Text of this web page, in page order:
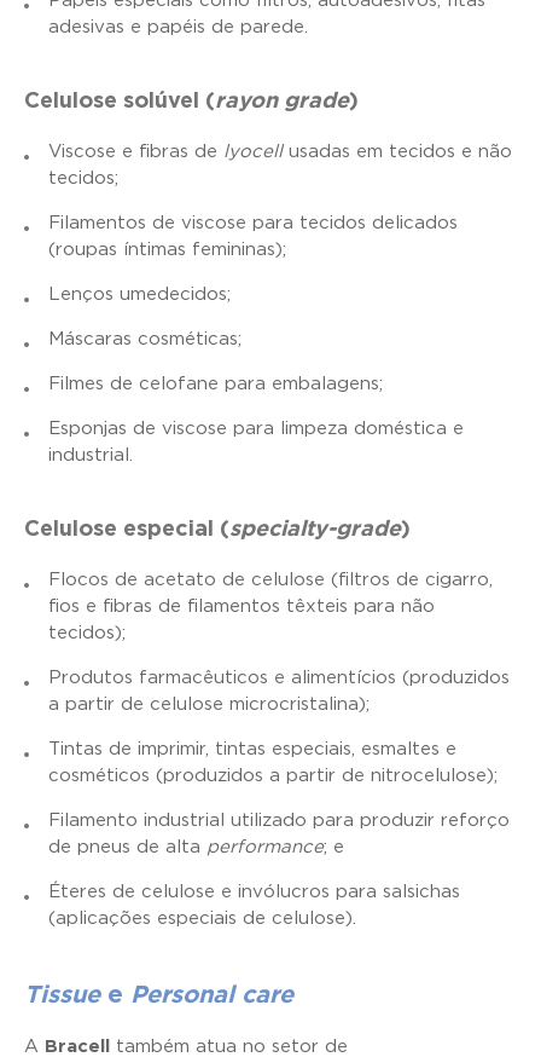
adesivas e papéis de parede.
Celulose solúvel (rayon grade)
Viscose e fibras de lyocell usadas em tecidos e não
tecidos;
Filamentos de viscose para tecidos delicados
(roupas íntimas femininas);
Lenços umedecidos;
Máscaras cosméticas;
Filmes de celofane para embalagens;
Esponjas de viscose para limpeza doméstica e
industrial.
Celulose especial (specialty-grade)
Flocos de acetato de celulose (filtros de cigarro,
fios e fibras de filamentos têxteis para não
tecidos);
Produtos farmacêuticos e alimentícios (produzidos
a partir de celulose microcristalina);
Tintas de imprimir, tintas especiais, esmaltes e
cosméticos (produzidos a partir de nitrocelulose);
Filamento industrial utilizado para produzir reforço
de pneus de alta performance; e
Éteres de celulose e invólucros para salsichas
(aplicações especiais de celulose).
Tissue e Personal care
A Bracell
também atua no setor de